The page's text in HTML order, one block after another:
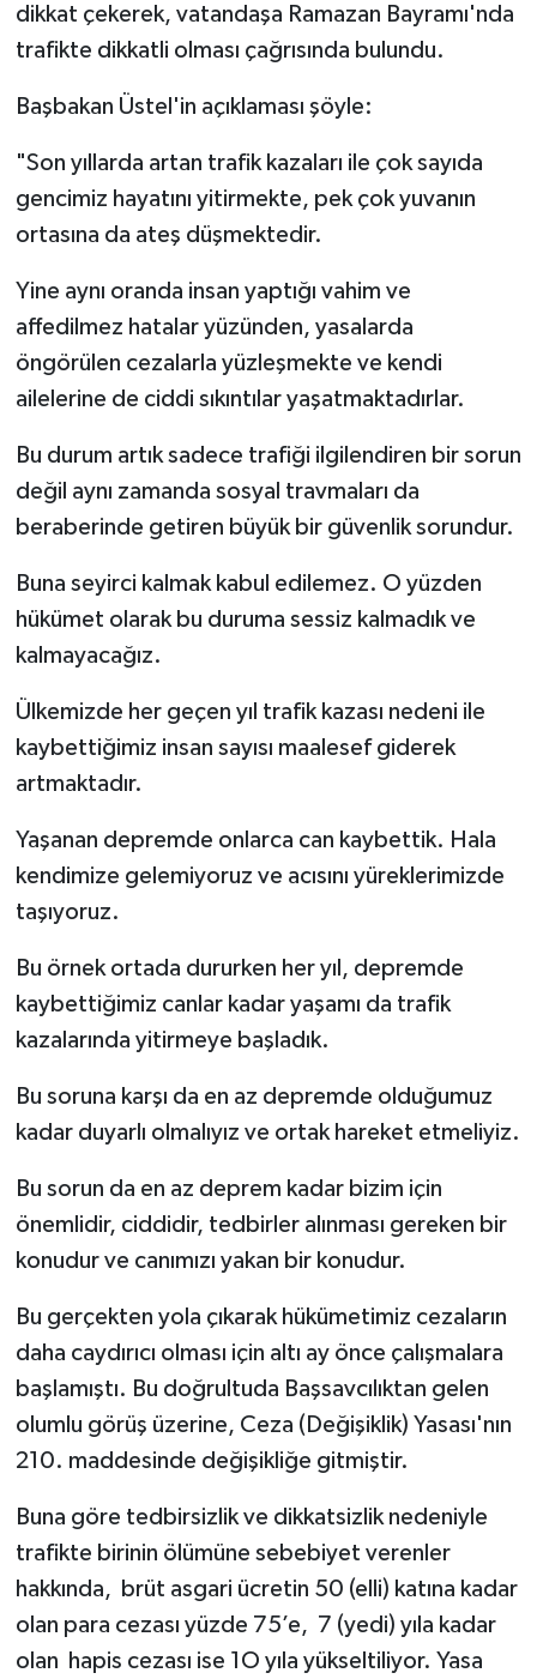
dikkat çekerek, vatandaşa Ramazan Bayramı'nda
trafikte dikkatli olması çağrısında bulundu.
Başbakan Üstel'in açıklaması şöyle:
"Son yıllarda artan trafik kazaları ile çok sayıda
gencimiz hayatını yitirmekte, pek çok yuvanın
ortasına da ateş düşmektedir.
Yine aynı oranda insan yaptığı vahim ve
affedilmez hatalar yüzünden, yasalarda
öngörülen cezalarla yüzleşmekte ve kendi
ailelerine de ciddi sıkıntılar yaşatmaktadırlar.
Bu durum artık sadece trafiği ilgilendiren bir sorun
değil aynı zamanda sosyal travmaları da
beraberinde getiren büyük bir güvenlik sorundur.
Buna seyirci kalmak kabul edilemez. O yüzden
hükümet olarak bu duruma sessiz kalmadık ve
kalmayacağız.
Ülkemizde her geçen yıl trafik kazası nedeni ile
kaybettiğimiz insan sayısı maalesef giderek
artmaktadır.
Yaşanan depremde onlarca can kaybettik. Hala
kendimize gelemiyoruz ve acısını yüreklerimizde
taşıyoruz.
Bu örnek ortada dururken her yıl, depremde
kaybettiğimiz canlar kadar yaşamı da trafik
kazalarında yitirmeye başladık.
Bu soruna karşı da en az depremde olduğumuz
kadar duyarlı olmalıyız ve ortak hareket etmeliyiz.
Bu sorun da en az deprem kadar bizim için
önemlidir, ciddidir, tedbirler alınması gereken bir
konudur ve canımızı yakan bir konudur.
Bu gerçekten yola çıkarak hükümetimiz cezaların
daha caydırıcı olması için altı ay önce çalışmalara
başlamıştı. Bu doğrultuda Başsavcılıktan gelen
olumlu görüş üzerine, Ceza (Değişiklik) Yasası'nın
210. maddesinde değişikliğe gitmiştir.
Buna göre tedbirsizlik ve dikkatsizlik nedeniyle
trafikte birinin ölümüne sebebiyet verenler
hakkında, brüt asgari ücretin 50 (elli) katına kadar
olan para cezası yüzde 75’e, 7 (yedi) yıla kadar
olan hapis cezası ise 1O yıla yükseltiliyor. Yasa